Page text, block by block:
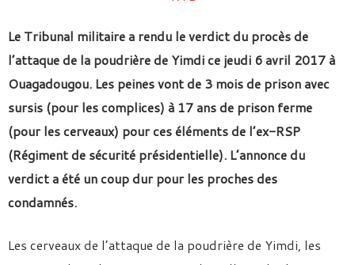
Le Tribunal militaire a rendu le verdict du procès de
l’attaque de la poudrière de Yimdi ce jeudi 6 avril 2017 à
Ouagadougou. Les peines vont de 3 mois de prison avec
sursis (pour les complices) à 17 ans de prison ferme
(pour les cerveaux) pour ces éléments de l’ex-RSP
(Régiment de sécurité présidentielle). L’annonce du
verdict a été un coup dur pour les proches des
condamnés.
Les cerveaux de l’attaque de la poudrière de Yimdi, les